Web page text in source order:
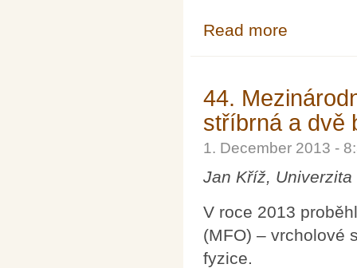
Read more
44.
stříbrná a dvě
1. December 2013 -
Jan Kříž,
V roce 2013
(MFO) – vrcholové
fyzice.